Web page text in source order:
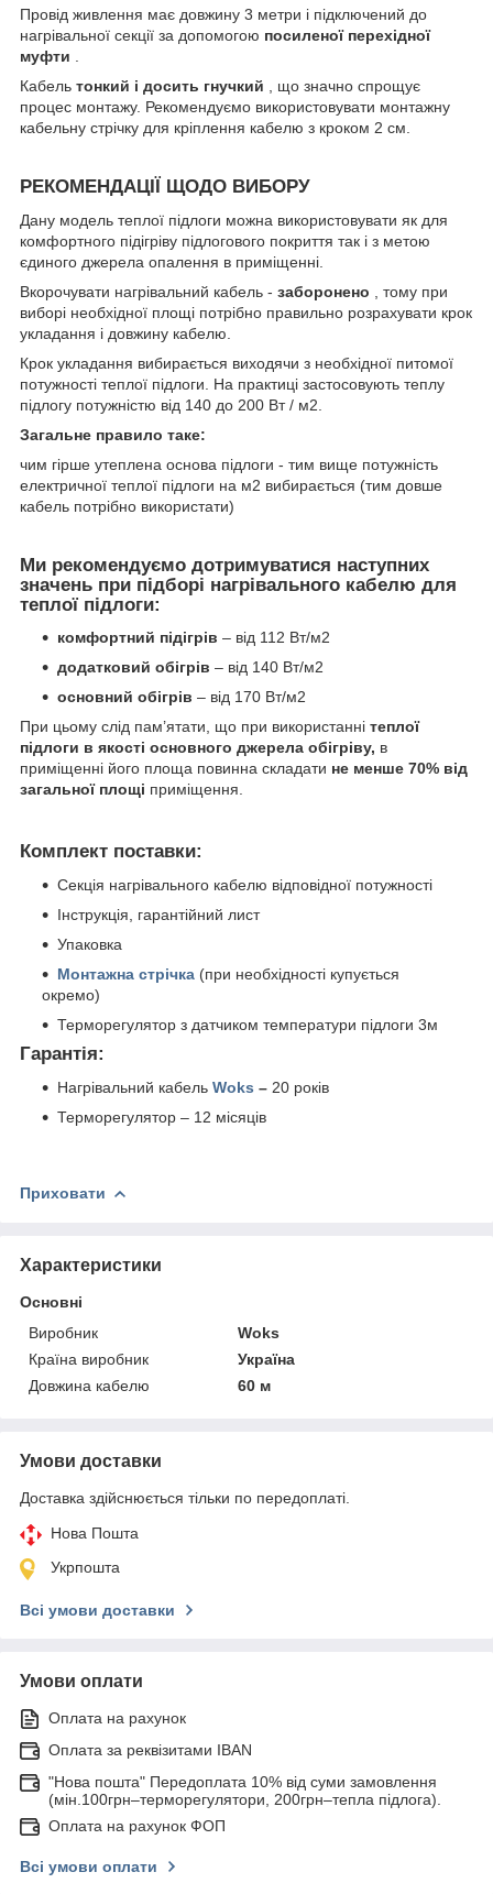
Провід живлення має довжину 3 метри і підключений до
нагрівальної секції за допомогою посиленої перехідної
муфти
Кабель тонкий і досить гнучкий
, що значно спрощує
процес монтажу. Рекомендуємо використовувати монтажну
кабельну стрічку для кріплення кабелю з кроком 2 см.
РЕКОМЕНДАЦІЇ ЩОДО ВИБОРУ
Дану модель теплої підлоги можна використовувати як для
комфортного підігріву підлогового покриття так і з метою
єдиного джерела опалення в приміщенні.
Вкорочувати нагрівальний кабель - заборонено
, тому при
виборі необхідної площі потрібно правильно розрахувати крок
укладання і довжину кабелю.
Крок укладання вибирається виходячи з необхідної питомої
потужності теплої підлоги. На практиці застосовують теплу
підлогу потужністю від 140 до 200 Вт / м2.
Загальне правило таке:
чим гірше утеплена основа підлоги - тим вище потужність
електричної теплої підлоги на м2 вибирається (тим довше
кабель потрібно використати)
Ми рекомендуємо дотримуватися наступних
значень при підборі нагрівального кабелю для
теплої підлоги:
комфортний підігрів – від 112 Вт/м2
додатковий обігрів – від 140 Вт/м2
основний обігрів – від 170 Вт/м2
При цьому слід пам’ятати, що при використанні теплої
підлоги в якості основного джерела обігріву, в
приміщенні його площа повинна складати не менше 70% від
загальної площі приміщення.
Комплект поставки:
Секція нагрівального кабелю відповідної потужності
Інструкція, гарантійний лист
Упаковка
Монтажна стрічка (при необхідності купується
окремо)
Терморегулятор з датчиком температури підлоги 3м
Гарантія:
Нагрівальний кабель Woks – 20 років
Терморегулятор – 12 місяців
Приховати
Характеристики
Основні
Виробник
Woks
Країна виробник
Україна
Довжина кабелю
60 м
Умови доставки
Доставка здійснюється тільки по передоплаті.
Нова Пошта
Укрпошта
Всі умови доставки
Умови оплати
Оплата на рахунок
Оплата за реквізитами IBAN
"Нова пошта" Передоплата 10% від суми замовлення
(мін.100грн–терморегулятори, 200грн–тепла підлога).
Оплата на рахунок ФОП
Всі умови оплати